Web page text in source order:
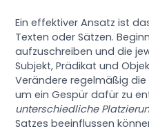
Ein effektiver Ansatz ist
Texten oder Sätzen.
aufzuschreiben und die
Subjekt, Prädikat und
Verändere regelmäßig die
um ein Gespür dafür zu
unterschiedliche
Satzes beeinflussen